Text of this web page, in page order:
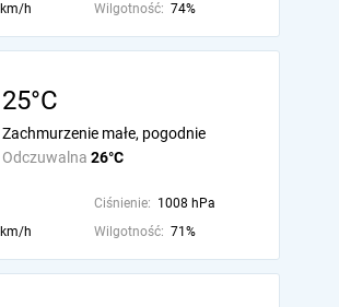
h Wilgotność: 74%
25°C
Odczuwalna 26°C
Zachmurzenie małe, pogodnie
Ciśnienie: 1008 hPa
h Wilgotność: 71%